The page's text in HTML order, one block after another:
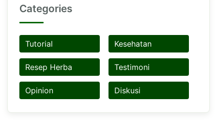
Categories
Tutorial Kesehatan
Resep Herba Testimoni
Opinion Diskusi